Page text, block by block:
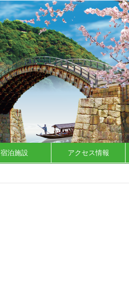
宿泊施設 アクセス情報